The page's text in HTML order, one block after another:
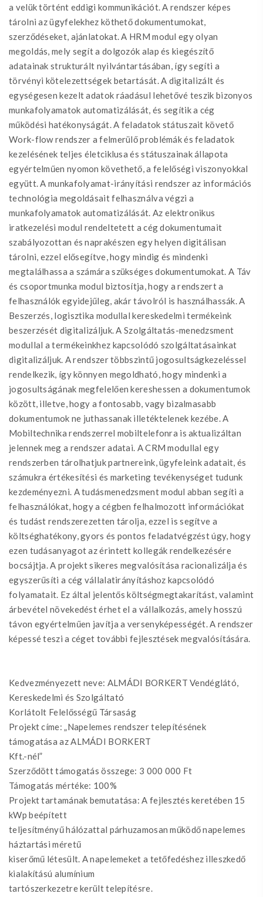
a velük történt eddigi kommunikációt. A rendszer képes
tárolni az ügyfelekhez köthető dokumentumokat,
szerződéseket, ajánlatokat. A HRM modul egy olyan
megoldás, mely segít a dolgozók alap és kiegészítő
adatainak strukturált nyilvántartásában, így segíti a
törvényi kötelezettségek betartását. A digitalizált és
egységesen kezelt adatok ráadásul lehetővé teszik bizonyos
munkafolyamatok automatizálását, és segítik a cég
működési hatékonyságát. A feladatok státuszait követő
Work-flow rendszer a felmerülő problémák és feladatok
kezelésének teljes életciklusa és státuszainak állapota
egyértelműen nyomon követhető, a felelőségi viszonyokkal
együtt. A munkafolyamat-irányítási rendszer az információs
technológia megoldásait felhasználva végzi a
munkafolyamatok automatizálását. Az elektronikus
iratkezelési modul rendeltetett a cég dokumentumait
szabályozottan és naprakészen egy helyen digitálisan
tárolni, ezzel elősegítve, hogy mindig és mindenki
megtalálhassa a számára szükséges dokumentumokat. A Táv
és csoportmunka modul biztosítja, hogy a rendszert a
felhasználók egyidejűleg, akár távolról is használhassák. A
Beszerzés, logisztika modullal kereskedelmi termékeink
beszerzését digitalizáljuk. A Szolgáltatás-menedzsment
modullal a termékeinkhez kapcsolódó szolgáltatásainkat
digitalizáljuk. A rendszer többszintű jogosultságkezeléssel
rendelkezik, így könnyen megoldható, hogy mindenki a
jogosultságának megfelelően kereshessen a dokumentumok
között, illetve, hogy a fontosabb, vagy bizalmasabb
dokumentumok ne juthassanak illetéktelenek kezébe. A
Mobiltechnika rendszerrel mobiltelefonra is aktualizáltan
jelennek meg a rendszer adatai. A CRM modullal egy
rendszerben tárolhatjuk partnereink, ügyfeleink adatait, és
számukra értékesítési és marketing tevékenységet tudunk
kezdeményezni. A tudásmenedzsment modul abban segíti a
felhasználókat, hogy a cégben felhalmozott információkat
és tudást rendszerezetten tárolja, ezzel is segítve a
költséghatékony, gyors és pontos feladatvégzést úgy, hogy
ezen tudásanyagot az érintett kollegák rendelkezésére
bocsájtja. A projekt sikeres megvalósítása racionalizálja és
egyszerűsíti a cég vállalatirányításhoz kapcsolódó
folyamatait. Ez által jelentős költségmegtakarítást, valamint
árbevétel növekedést érhet el a vállalkozás, amely hosszú
távon egyértelműen javítja a versenyképességét. A rendszer
képessé teszi a céget további fejlesztések megvalósítására.
Kedvezményezett neve: ALMÁDI BORKERT Vendéglátó,
Kereskedelmi és Szolgáltató
Korlátolt Felelősségű Társaság
Projekt címe: „Napelemes rendszer telepítésének
támogatása az ALMÁDI BORKERT
Kft.-nél”
Szerződött támogatás összege: 3 000 000 Ft
Támogatás mértéke: 100%
Projekt tartamának bemutatása: A fejlesztés keretében 15
kWp beépített
teljesítményű hálózattal párhuzamosan működő napelemes
háztartási méretű
kiserőmű létesült. A napelemeket a tetőfedéshez illeszkedő
kialakítású alumínium
tartószerkezetre került telepítésre.